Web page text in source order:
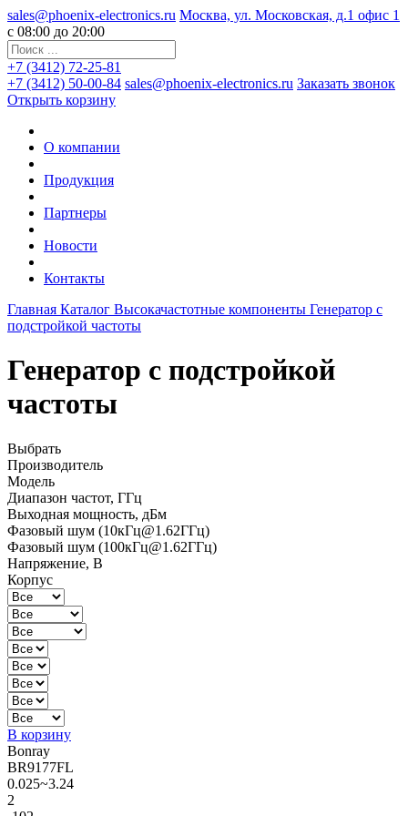
sales@phoenix-electronics.ru Москва, ул. Московская, д.1 офис 1
c 08:00 до 20:00
+7 (3412) 72-25-81
+7 (3412) 50-00-84 sales@phoenix-electronics.ru Заказать звонок
Открыть корзину
О компании
Продукция
Партнеры
Новости
Контакты
Главная Каталог Высокачастотные компоненты Генератор с
подстройкой частоты
Генератор с подстройкой
частоты
Выбрать
Производитель
Модель
Диапазон частот, ГГц
Выходная мощность, дБм
Фазовый шум (10кГц@1.62ГГц)
Фазовый шум (100кГц@1.62ГГц)
Напряжение, В
Корпус
В корзину
Bonray
BR9177FL
0.025~3.24
2